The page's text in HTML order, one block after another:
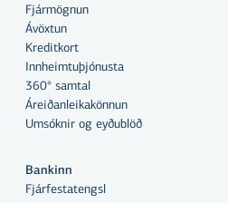
Fjármögnun
Ávöxtun
Kreditkort
Innheimtuþjónusta
360° samtal
Áreiðanleikakönnun
Umsóknir og eyðublöð
Bankinn
Fjárfestatengsl